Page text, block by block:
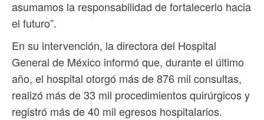
asumamos la responsabilidad de fortalecerlo hacia
el futuro”.
En su intervención, la directora del Hospital
General de México informó que, durante el último
año, el hospital otorgó más de 876 mil consultas,
realizó más de 33 mil procedimientos quirúrgicos y
registró más de 40 mil egresos hospitalarios.